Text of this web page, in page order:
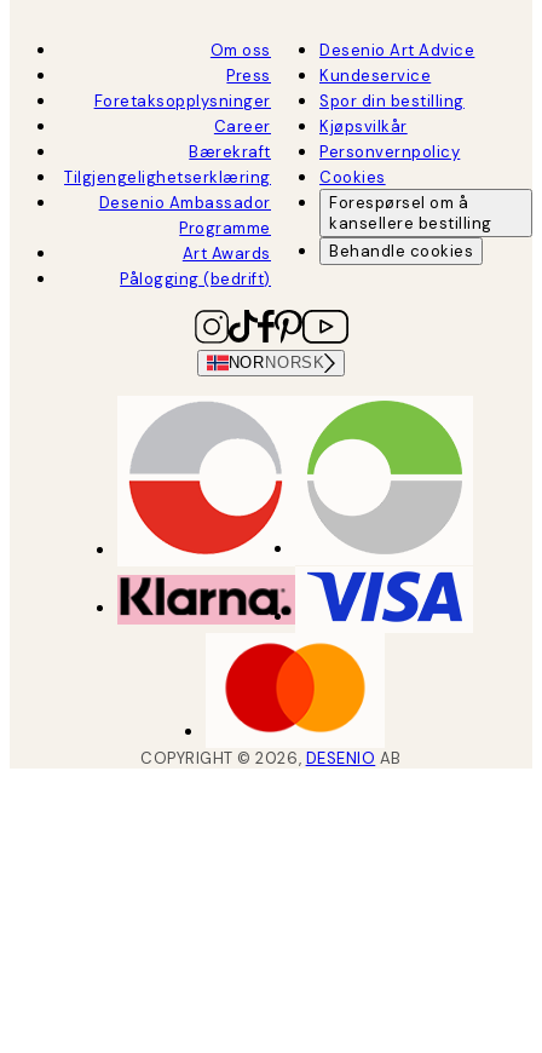
Om oss
Press
Foretaksopplysninger
Career
Bærekraft
Tilgjengelighetserklæring
Desenio Ambassador
Programme
Art Awards
Pålogging (bedrift)
Desenio Art Advice
Kundeservice
Spor din bestilling
Kjøpsvilkår
Personvernpolicy
Cookies
Forespørsel om å
kansellere bestilling
Behandle cookies
NOR NORSK
COPYRIGHT ©2026, DESENIO AB